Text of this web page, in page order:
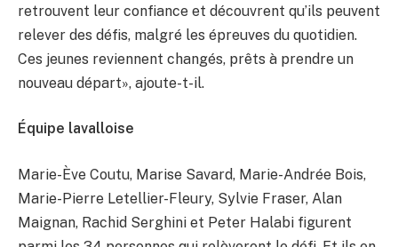
retrouvent leur confiance et découvrent qu’ils peuvent
relever des défis, malgré les épreuves du quotidien.
Ces jeunes reviennent changés, prêts à prendre un
nouveau départ», ajoute-t-il.
Équipe lavalloise
Marie-Ève Coutu, Marise Savard, Marie-Andrée Bois,
Marie-Pierre Letellier-Fleury, Sylvie Fraser, Alan
Maignan, Rachid Serghini et Peter Halabi figurent